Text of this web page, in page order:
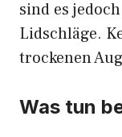
sind es
Lidschläge.
trockenen
Was tun